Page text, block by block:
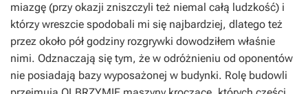
miazgę (przy okazji zniszczyli też niemal całą ludzkość) i
którzy wreszcie spodobali mi się najbardziej, dlatego też
przez około pół godziny rozgrywki dowodziłem właśnie
nimi. Odznaczają się tym, że w odróżnieniu od oponentów
nie posiadają bazy wyposażonej w budynki. Rolę budowli